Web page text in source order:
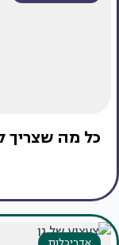
כל מה שצריך